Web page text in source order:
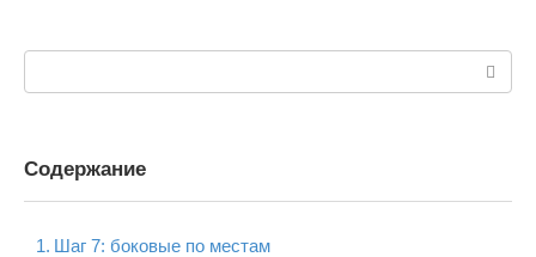
Содержание
Шаг 7: боковые по местам